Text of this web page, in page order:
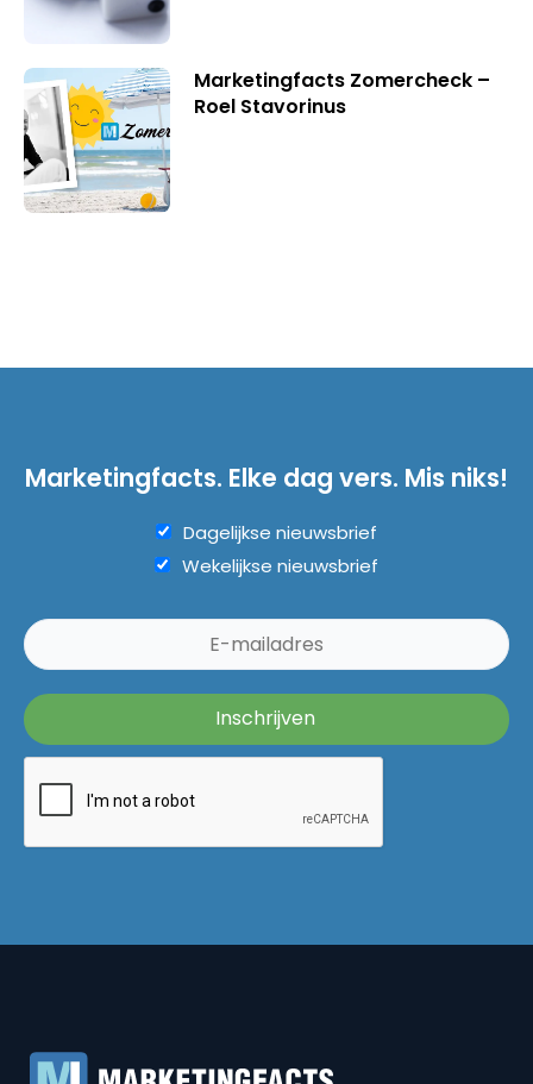
Marketingfacts Zomercheck –
Roel Stavorinus
Marketingfacts. Elke dag vers. Mis niks!
Dagelijkse nieuwsbrief
Wekelijkse nieuwsbrief